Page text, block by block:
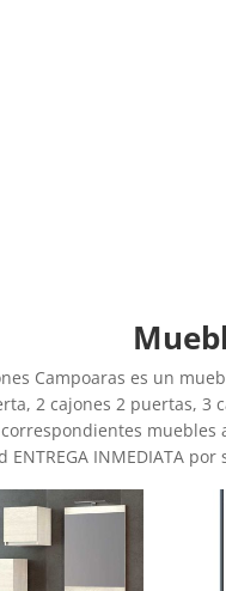
Campoaras es un
2 cajones 2 puertas, 3
INMEDIATA